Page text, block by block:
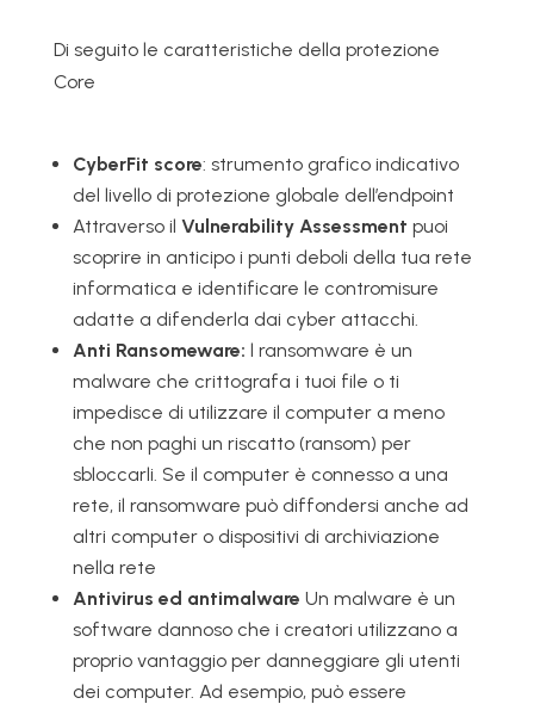
Di seguito le caratteristiche della protezione
Core
CyberFit score: strumento grafico indicativo
del livello di protezione globale dell’endpoint
Attraverso il Vulnerability Assessment puoi
scoprire in anticipo i punti deboli della tua rete
informatica e identificare le contromisure
adatte a difenderla dai cyber attacchi.
Anti Ransomeware: l ransomware è un
malware che crittografa i tuoi file o ti
impedisce di utilizzare il computer a meno
che non paghi un riscatto (ransom) per
sbloccarli. Se il computer è connesso a una
rete, il ransomware può diffondersi anche ad
altri computer o dispositivi di archiviazione
nella rete
Antivirus ed antimalware Un malware è un
software dannoso che i creatori utilizzano a
proprio vantaggio per danneggiare gli utenti
dei computer. Ad esempio, può essere